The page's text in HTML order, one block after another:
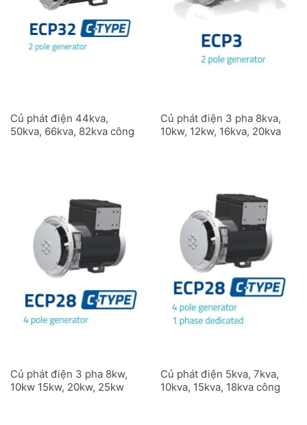
Củ phát điện 44kva,
50kva, 66kva, 82kva công
Củ phát điện 3 pha 8kva,
10kw, 12kw, 16kva, 20kva
Củ phát điện 3 pha 8kw,
10kw 15kw, 20kw, 25kw
Củ phát điện 5kva, 7kva,
10kva, 15kva, 18kva công